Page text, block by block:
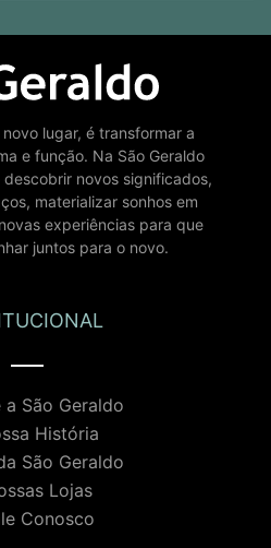
lugar, é transformar a
e função. Na São Geraldo
novos significados,
materializar sonhos em
experiências para que
juntos para o novo.
a São Geraldo
História
São Geraldo
Lojas
Conosco